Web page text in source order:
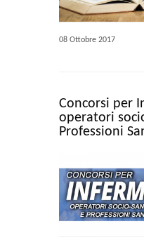
08 Ottobre 2017
Concorsi per
operatori
Professioni